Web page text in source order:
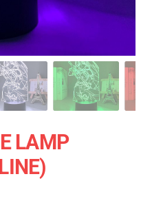
LAMP